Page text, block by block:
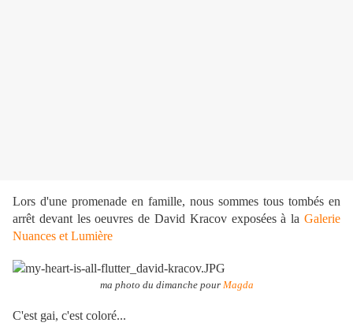
Lors d'une promenade en famille, nous sommes tous tombés en
arrêt devant les oeuvres de David Kracov exposées à la Galerie
Nuances et Lumière
ma photo du dimanche pour Magda
C'est gai, c'est coloré...